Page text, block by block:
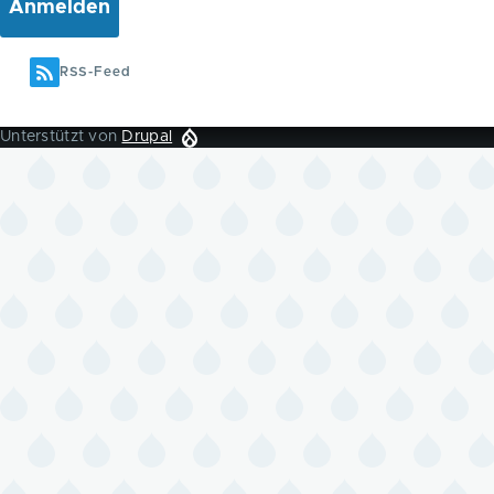
RSS-Feed
Unterstützt von Drupal